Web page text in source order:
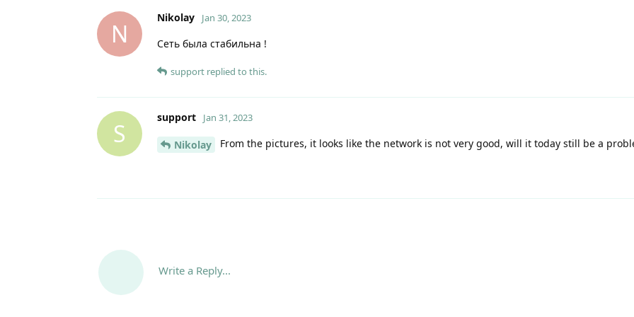
N
Nikolay Jan 30, 2023
Сеть была стабильна !
support replied to this.
S
support Jan 31, 2023
Nikolay From the pictures, it looks like the network is not very good, will it today still be a
Write a Reply...